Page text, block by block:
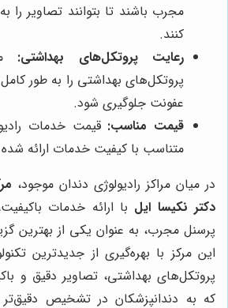
مجرب باشند تا بتوانند تصاویر را
کنند.
رعایت پروتکل‌های بهداشتی:
پروتکل‌های بهداشتی را به طور کامل
عفونت جلوگیری شود.
قیمت مناسب: قیمت خدمات
متناسب با کیفیت خدمات ارائه
در میان مراکز رادیولوژی دندان موجود،
دکتر نکیسا ایل با ارائه خدمات
پرسنل مجرب، به عنوان یکی از بهترین
این مرکز با بهره‌گیری از جدیدترین
پروتکل‌های بهداشتی، تصاویر دقیق و
که به دندانپزشکان در تشخیص دقیق‌تر